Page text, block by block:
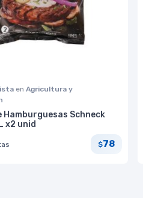
en Agricultura y
Hamburguesas Schneck
x2 unid
$78